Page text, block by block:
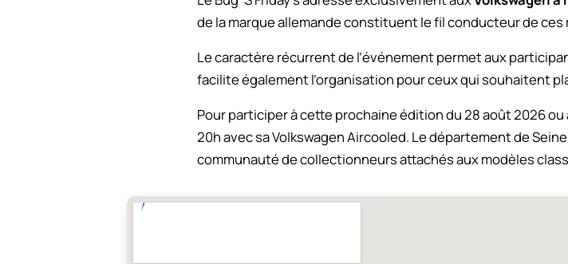
de la marque allemande constituent le fil conducteur de
Le caractère récurrent de l’événement permet aux
facilite également l’organisation pour ceux qui souhaitent
Pour participer à cette prochaine édition du 28 août 2026
20h avec sa Volkswagen Aircooled. Le département de
communauté de collectionneurs attachés aux modèles